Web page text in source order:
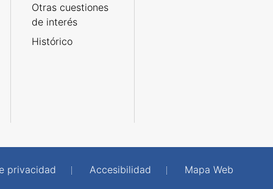
Otras cuestiones
de interés
Histórico
privacidad Accesibilidad
Mapa Web